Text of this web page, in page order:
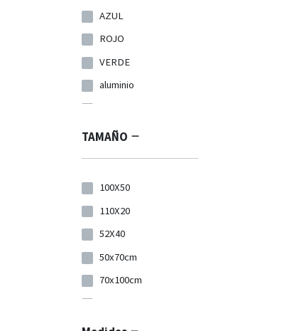
AZUL
ROJO
VERDE
aluminio
AZUL PROCESS
TAMAÑO
100X50
110X20
52X40
50x70cm
70x100cm
A1 (580x827mm)